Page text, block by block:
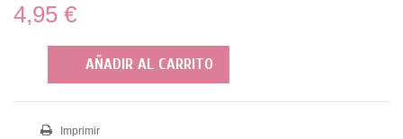
4,95 €
AÑADIR AL CARRITO
Imprimir